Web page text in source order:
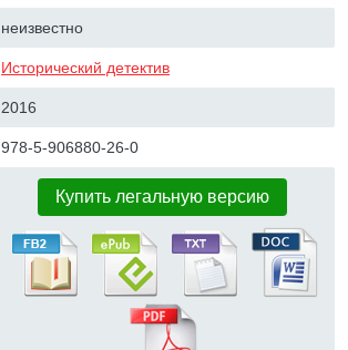
неизвестно
Исторический детектив
2016
978-5-906880-26-0
Купить легальную версию